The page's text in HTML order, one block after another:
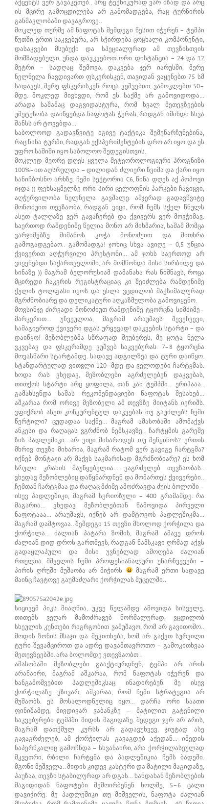
აქცენტს ვერ გავაკეთებ.. არც ტექნიკურად ვარ მზად და არც
ის მცირე გამოცდილება არ გამომადგება, რაც ტურნირის
განმავლობაში დავაგროვე..
მოკლედ თურმე ამ ნაფოტას შემდეგი წესით იჭერენ – ტემპი
წუთში ერთი საკვებურა, არ სჭირდება ცოცხალი კომპონენტი,
დასაკვები მსუბუქი და სპეციალურად ამ თევზისთვის
მომზადებული, უნდა დავკვებოთ ორი დისტანცია – 24 და 12
მეტრი – სადღაც შემოვა, დაკვება ჯერ იარუსში, მერე
ნელნელა ჩავდივართ ფსკერისკენ, თავიდან ვაყენებთ 75 სმ
სადავეს, მერე ფსკერისკენ როცა ვეშვებით, ვამოკლებთ 50–
მდე. მოკლედ მივხვდი, რომ ეს საქმე არ გამოვიდოდა…
არადა საშამაც დაგვიდასტურა, რომ ხვალ მეთევზეების
უმეტესობა დაიწყებდა ნაფოტას ჭერას, რადგან ამინდი სხვა
შანსს არ ტოვებდა…
საბოლოოდ გადავწვიტე იგივე ტაქტიკა შემენარჩუნებინა,
რაც წინა ტურში, რადგან ექსპერიმენტების დრო არ იყო და ეს
უფრო საშიში იყო საბოლოო შედეგისთვის.
მოკლედ მეორე დღეს ყველა მეტეოროლოგიური პროგნიზი
100%–ით აღსრულდა – დილიდან ძლიერი წვიმა და ქარი იყო
სანიჩბოსნო არხზე. ჩემი სექტორია C6, წინა დღეს აქ პოპოვი
იჯდა )) ფეხსაცმელზე ორი პირი ცელოფნის პარკები ჩავიცვი,
აღჭურვილობა ნელნელა გავშალე. ამჯერად გადავწვიტე
მონოძუით თევზაობა, რადგან ვიცი, რომ ჩემს სქელ წნულს
ასეთ ტალღაზე ვერ გავაჩერებ და ქვივერს ვერ მოვჭიმავ.
საერთოდ რამდენიმე წელია მონო არ მიხმარია, საშამ მომცა
ვარჯიშებზე შიმანოს კოჭა მონოძუით და მითხრა
გამოგადგებაო.. გამომადგა! ჯოხიც სხვა ავიღე – 0,5 უნცია
ქვივერით აღჭურვილი პრესტონი… ამ ჯოხს საერთოდ არ
ვიყენებდი საქართველოში, არ მომწონდა მისი სირბილე და
სინაზე )) მაგრამ ბელორუსიამ დამანახა რას ნიშნავს, როცა
მცირედი ჩაკვრის რეგისტრაციაც კი შეიძლება რამდენიმე
ქულის ტოლფასი იყოს და ეხლა ვცდილობ მაქსიმალურად
მგრძნობიარე და დელიკატური აღკაზმულობა გამოვიყენო.
მოვსინჯე ძირვადი მონოძიუთ რამდენიმე ტყორცნა სიმძიმე–
მარკერით… უჩვეულოა, მაგრამ არაუშავს შევეჩვევი,
სამაგიეროდ ქვივერი დგას ურყევად! დაკვების სტარტი – და
დაიწყო! მეზობლებმა სწრაფად შეუბერეს, მე ცოტა ნელა
ვკვებავ და ფსკერამდე ვუშვებ საკვებურას. 7–8 ტყორცნა
მოვასწარი სტარტამდე. სადავე ადგილზეა და ტური დაიწყო.
სტანდარტულად ვითვლი 120–მდე და ველოდები ჩარტყმას.
ხოდა რას ვხედავ, მეზობლები აგრძელებენ დაკვებას,
თითქოს სტარტი არც ყოფილა, თან კაი ტემპში… ერიჰააა..
გამახსენდა საშას რეკომენდაციები ნაფოტას შესახებ…
აშკარაა რომ ორივე მეზობელი ამ თევზზე მიიტანს იერიშს.
ვფიქრობ ასეთ კონკურენტულ დაკვებას თუ გაუძლებს ჩემი
წერტილი? ცუდადაა საქმე… მაგრამ ამასობაში ამომაქვს
ანკესი და რაღაცას ვგრძნობ ნემსკავზე.. ჩარტყმის გარეშე
ზის პადლეშიკი.. არ ვიცი მიხაროდეს თუ მეწყინოს? ერთის
მხრივ თევზი მიხარია, მაგრამ რატომ ვერ გავიგე ჩარტყმა?
იქნებ მონტაჟი არ მაქვს საკმარისად მგრძნობიარე? ეს ხომ
სრული კრახის მაუწყებელია… ვაგრძელებ თევზაობას..
ვხედავ მეზობლებიც დაწყნარდნენ და მომართეს ქვივერები..
ჩემთან ჩარტყმაა და რაღაც მძიმე ამოძრავდა ძუის ბოლოში –
ისევ პადლეშიკი, მაგრამ სერიოზული – 400 გრამამდე. რა
მაგარია… ვხედავ მეზობლებთან წამოვიდა პირველი
ნაფოტააა… არაუშავს, იქნებ არ დამტოვოს პადლეშიკმა…
მაგრამ დამტოვაა.. შემდეგი 15 თევზი მხოლოდ ქორჭილა და
ქორჭილა… ძალიან პატარა ზომის, მაგრამ ამავე დროს
ძალიან დიდ დროს გართმევს, რადგან ნამსკავი ღრმად აქვს
გადაყლაპული და მისი უვნებლად ამოღება ძალიან
რთულია. მშველის ჩემი პროფესიანალური უნარჩვევები –
პირის ღრუში მუშაობა არ მიჭირს
მაგრამ ერთი სადავე
მაინც ჩავტოვე გაუმაძღარი ქორჭილას მუცელში..
სიცივემ პიკს მიაღწია, უკვე წელამდე ამოვიდა სისველე,
თითებს ვეღარ მამოძრავებ ნორმალურად, ვცდილობ
სხეულის კუნთები რიგრგობით ვამუშავო, რომ არ გავითოშო..
მოდის ზონის მსაჯი და მეკითხება, ხომ არ გაქვთ სურვილი
ტური შევამციროთ და ადრე დავამთავროთო – გამოკითხვაა
მეთევზეებში. არა ბოლომდე ვთევზაობთ..
ამასობაში მეზობლები გააქტიურდნენ, ტემპი არ არის
არანაირი, მაგრამ აშკარაა, რომ ნაფოტას იჭერენ და
ხანგამოშვებით პადლეშიკსაც ინადირებენ. მე ისევ
ქორჭილაზე ვზივარ, აშკარაა, რომ ჩემი სტრატეგია არ
მუშაობს. ეს მოსალოდნელიც იყო… დარჩა ორი საათი
ფინიშამდე, მივდივარ ვაბანკზე – მატილით გატენილი
საკვებურები ტემპში მიდის მაგიდაზე. შედეგი ჯერ არ არის,
მაგრამ დათქმულ კურსს არ გადავუხვევ, ჯიუტად ასე
გავაგრძელებ, ამ ქორჭილას გავაგდებ აქედან… იმედის
ნაპერწკალიც გამოჩნდა – სხვანაირი, არა ქორჭილასეულად
მკვეთრი, რბილი ჩარტყმა და პადლეშიკია ჩემს ბადეში.
მგონი მეშველა.. მიდის კიდევ კასტერი და მატილი მაგიდაზე,
პაუზაა, თევზი სტაბილურად არ დგას… ხანდახან მეზობლების
მაგიდიდან ნაფოტები შემოირბენენ ხოლმე, 5–6 ცალი
დავიჭირე. მე პადლეშიკი თუ მიშველის, ნაფოტა ძალიან